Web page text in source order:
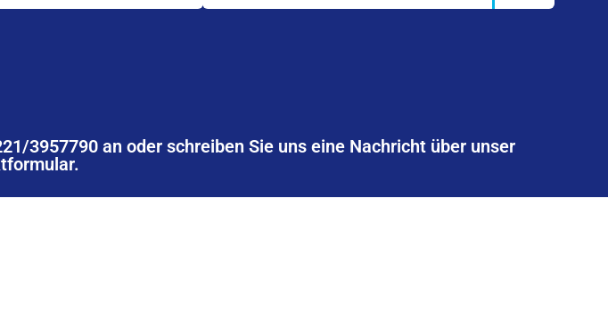
3957790 an oder schreiben Sie uns eine Nachricht über unser